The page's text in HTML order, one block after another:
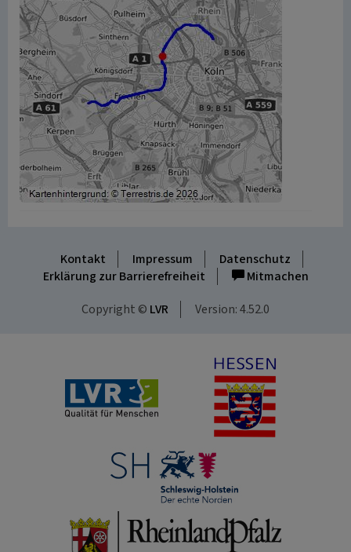
Kontakt Impressum
Datenschutz
Erklärung zur Barrierefreiheit
Mitmachen
Copyright © LVR Version: 4.52.0